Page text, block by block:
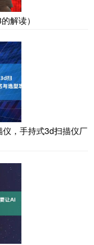
解读）
，手持式3d扫描仪厂